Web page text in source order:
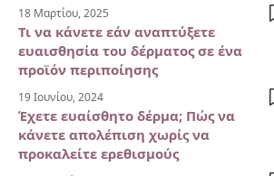
18 Μαρτίου, 2025
Τι να κάνετε εάν αναπτύξετε
ευαισθησία του δέρματος σε ένα
προϊόν περιποίησης
19 Ιουνίου, 2024
Έχετε ευαίσθητο δέρμα; Πώς να
κάνετε απολέπιση χωρίς να
προκαλείτε ερεθισμούς